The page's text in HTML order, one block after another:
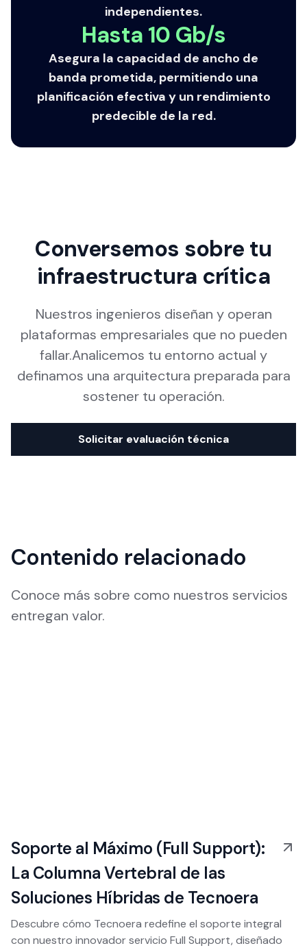
independientes.
Hasta 10 Gb/s
Asegura la capacidad de ancho de
banda prometida, permitiendo una
planificación efectiva y un rendimiento
predecible de la red.
Conversemos sobre tu
infraestructura crítica
Nuestros ingenieros diseñan y operan
plataformas empresariales que no pueden
fallar.Analicemos tu entorno actual y
definamos una arquitectura preparada para
sostener tu operación.
Solicitar evaluación técnica
Contenido relacionado
Conoce más sobre como nuestros servicios
entregan valor.
Soporte al Máximo (Full Support):
La Columna Vertebral de las
Soluciones Híbridas de Tecnoera
Descubre cómo Tecnoera redefine el soporte integral
con nuestro innovador servicio Full Support, diseñado